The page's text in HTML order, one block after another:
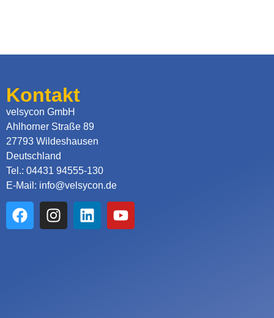
Kontakt
velsycon GmbH
Ahlhorner Straße 89
27793 Wildeshausen
Deutschland
Tel.: 04431 94555-130
E-Mail: info@velsycon.de